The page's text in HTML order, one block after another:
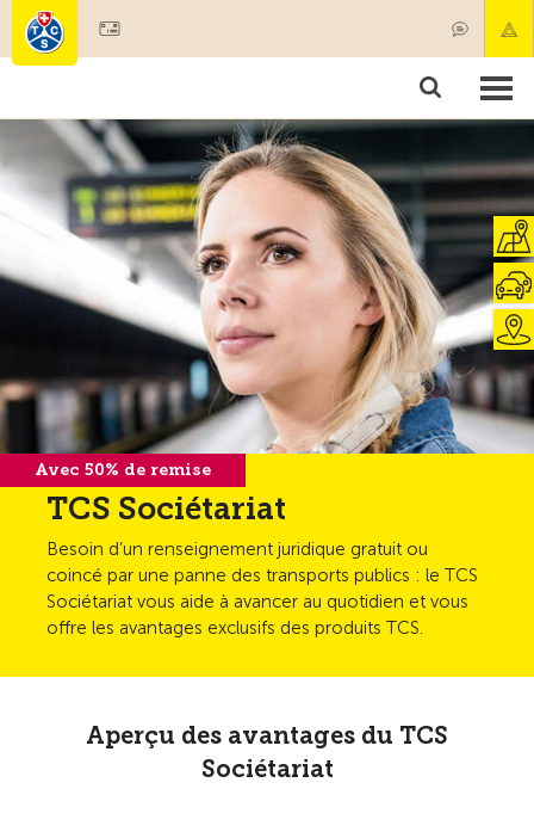
Membres & prestations
Tests, sécurité & santé
TCS Sociétariat
Besoin d’un renseignement juridique gratuit ou
coincé par une panne des transports publics : le TCS
Sociétariat vous aide à avancer au quotidien et vous
offre les avantages exclusifs des produits TCS.
Avec 50% de remise
Aperçu des avantages du TCS
Sociétariat